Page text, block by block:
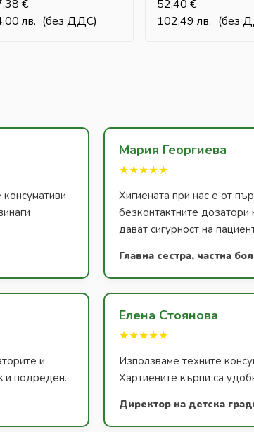
€
лв. (без ДДС)
52,40€
102,49лв. (без
Мария Георгиева
★★★★★
Хигиената при нас е от
безконтактните дозатори
дават сигурност на
Главна сестра, частна
и
и подреден.
Елена Стоянова
★★★★★
Използваме техните
Хартиените кърпи са
Директор на детска